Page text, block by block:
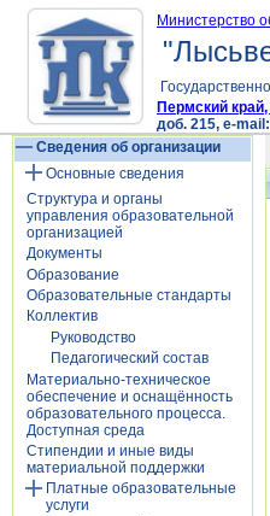
Министерство
Пермский
доб. 215, e-
Сведения об организации
Основные сведения
Структура и органы
управления образовательной
организацией
Документы
Образование
Образовательные стандарты
Коллектив
Руководство
Педагогический состав
Материально-техническое
обеспечение и оснащённость
образовательного процесса.
Доступная среда
Стипендии и иные виды
материальной поддержки
Платные образовательные
услуги